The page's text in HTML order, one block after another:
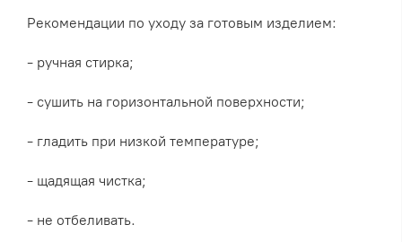
Рекомендации по уходу за готовым изделием:
- ручная стирка;
- сушить на горизонтальной поверхности;
- гладить при низкой температуре;
- щадящая чистка;
- не отбеливать.